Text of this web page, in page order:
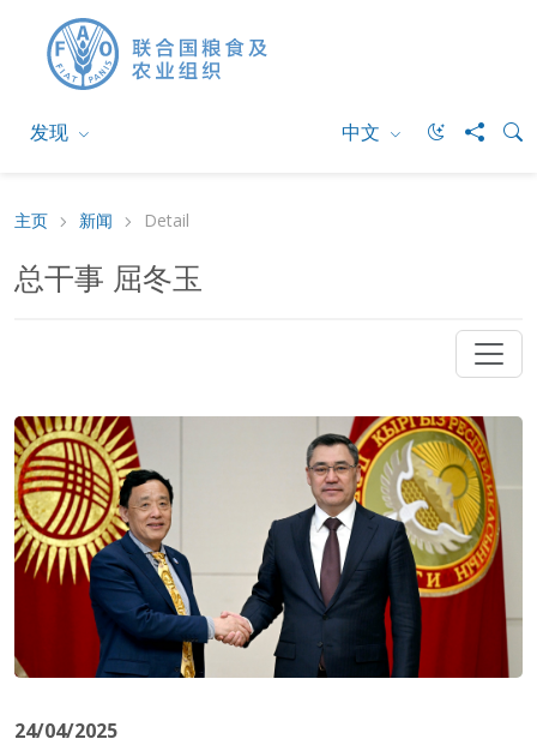
发现 中文
主页 新闻 Detail
总干事 屈冬玉
24/04/2025